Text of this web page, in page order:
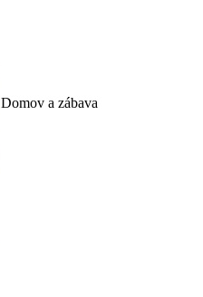
Domov a zábava